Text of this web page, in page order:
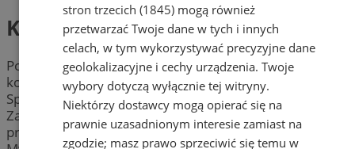
Kominiarze
Potrzebujesz wymienić kratki wentylacyjne i
kominowe? Chcesz przeprowadzić remont kominów?
Sprawdź najlepszychkominiarzyw Mysłowicach.
Zadbaj o swoje bezpieczeństwo i skorzystaj z
profesjonalnych usług kominiarskichw mieście
stron trzecich (1845) mogą również
przetwarzać Twoje dane w tych i innych
celach, w tym wykorzystywać precyzyjne dane
geolokalizacyjne i cechy urządzenia. Twoje
wybory dotyczą wyłącznie tej witryny.
Niektórzy dostawcy mogą opierać się na
prawnie uzasadnionym interesie zamiast na
zgodzie; masz prawo sprzeciwić się temu w